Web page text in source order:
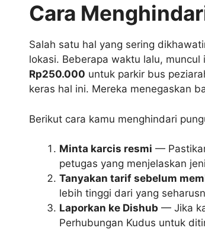
Cara
Salah satu hal yang sering
lokasi. Beberapa waktu lalu,
Rp250.000 untuk parkir bus
keras hal ini. Mereka menegaskan
Berikut cara kamu menghindari
Minta karcis resmi —
petugas yang menjelaskan
Tanyakan tarif sebelum
lebih tinggi dari yang
Laporkan ke Dishub — Jika
Perhubungan Kudus untuk